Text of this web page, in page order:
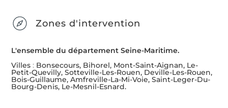
Zones d'intervention
L'ensemble du département Seine-Maritime.
Villes : Bonsecours, Bihorel, Mont-Saint-Aignan, Le-
Petit-Quevilly, Sotteville-Les-Rouen, Deville-Les-Rouen,
Bois-Guillaume, Amfreville-La-Mi-Voie, Saint-Leger-Du-
Bourg-Denis, Le-Mesnil-Esnard.